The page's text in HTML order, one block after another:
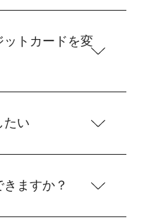
トカードを変
たい
ますか？